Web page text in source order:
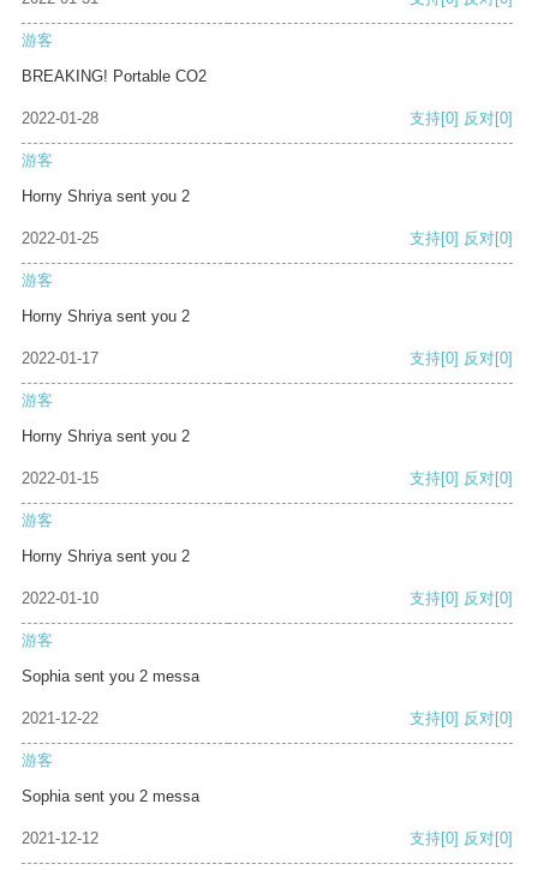
游客
BREAKING! Portable CO2
2022-01-28 支持[0] 反对[0]
游客
Horny Shriya sent you 2
2022-01-25 支持[0] 反对[0]
游客
Horny Shriya sent you 2
2022-01-17 支持[0] 反对[0]
游客
Horny Shriya sent you 2
2022-01-15 支持[0] 反对[0]
游客
Horny Shriya sent you 2
2022-01-10 支持[0] 反对[0]
游客
Sophia sent you 2 messa
2021-12-22 支持[0] 反对[0]
游客
Sophia sent you 2 messa
2021-12-12 支持[0] 反对[0]